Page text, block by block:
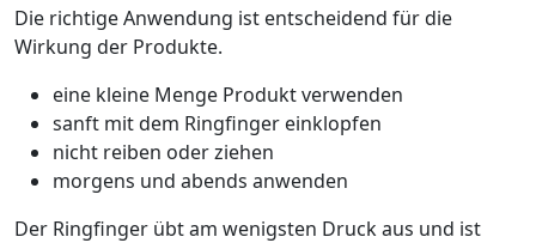
Die richtige Anwendung ist entscheidend für die
Wirkung der Produkte.
eine kleine Menge Produkt verwenden
sanft mit dem Ringfinger einklopfen
nicht reiben oder ziehen
morgens und abends anwenden
Der Ringfinger übt am wenigsten Druck aus und ist